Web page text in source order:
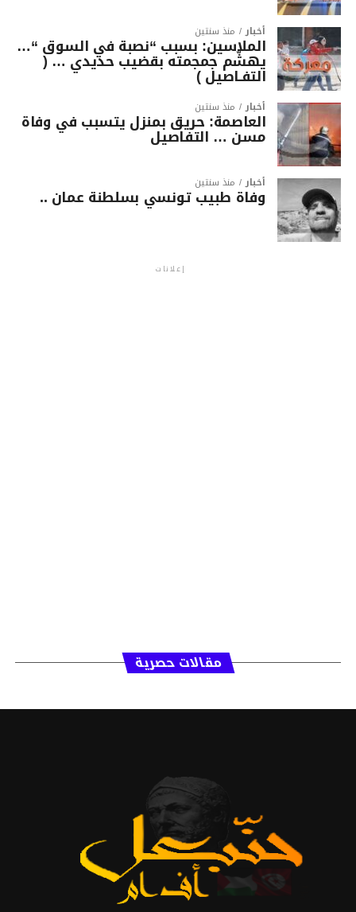
أخبار منذ سنتين
الملاسين: بسبب “نصبة في السوق “…
يهشّم جمجمته بقضيب حديدي … (
التفـاصيل )
أخبار منذ سنتين
العاصمة: حريق بمنزل يتسبب في وفاة
مسن … التفاصيل
أخبار منذ سنتين
وفاة طبيب تونسي بسلطنة عمان ..
إعلانات
مقالات حصرية